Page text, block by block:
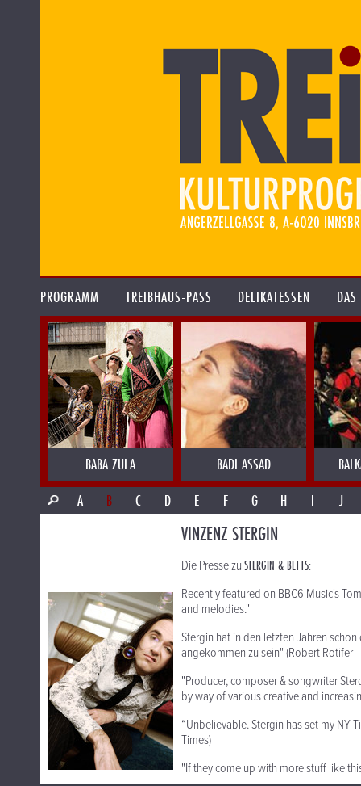
PROGRAMM TREIBHAUS-PASS DELIKATESSEN
BABA ZULA BADI ASSAD
A
B C D E F G H I J
VINZENZ STERGIN
Die Presse zuSTERGIN & BETTS:
Recently featured on BBC6 Music's
and melodies."
Stergin hat in den letzten Jahren
angekommen zu sein"(Robert Rotifer
"Producer, composer & songwriter
by way of various creative and
“Unbelievable. Stergin has set my NY
Times)
"If they come up with more stuff like